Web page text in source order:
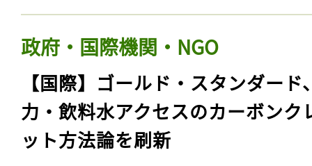
政府・国際機関・NGO
【国際】ゴールド・スタンダード
力・飲料水アクセスのカーボンク
ット方法論を刷新